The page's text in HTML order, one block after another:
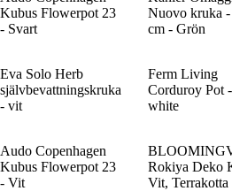
Kubus Flowerpot 23
- Svart
Nuovo kruka
cm - Grön
Eva Solo Herb
självbevattningskruka
- vit
Ferm Living
Corduroy Pot
white
Audo Copenhagen
Kubus Flowerpot 23
- Vit
Rokiya Deko
Vit, Terrakotta